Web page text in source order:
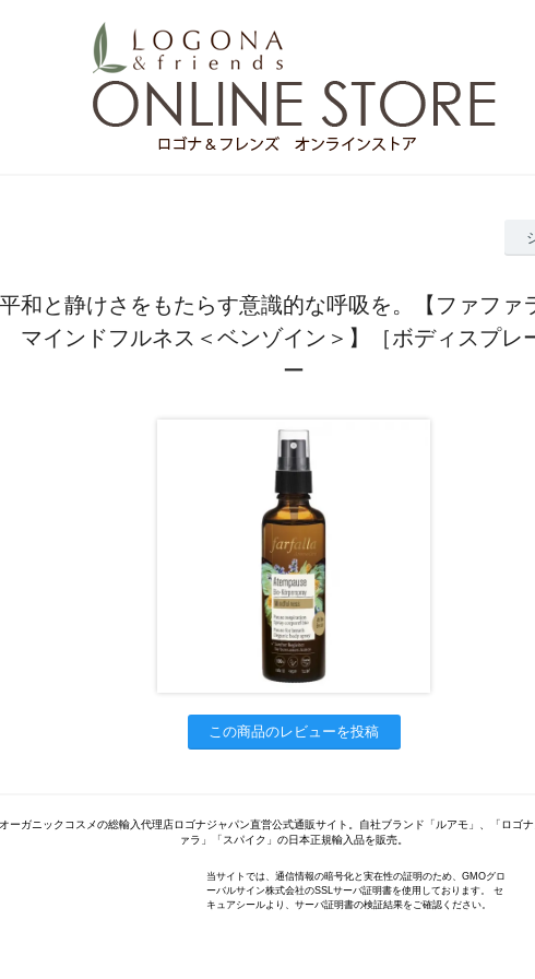
和と静けさをもたらす意識的な呼吸を。【ファフ
マインドフルネス＜ベンゾイン＞】［ボディスプレ
ー
この商品のレビューを投稿
ーガニックコスメの総輸入代理店ロゴナジャパン直営公式通販サイト。自社ブランド「ルアモ」、「ロゴ
ァラ」「スパイク」の日本正規輸入品を販売。
当サイトでは、通信情報の暗号化と実在性の証明のため、GMOグロ
ーバルサイン株式会社のSSLサーバ証明書を使用しております。 セ
キュアシールより、サーバ証明書の検証結果をご確認ください。